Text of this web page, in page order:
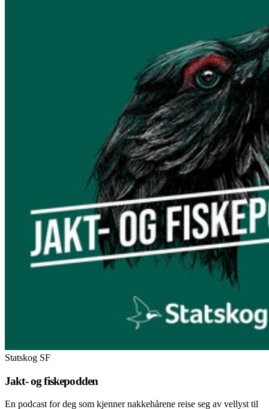
Statskog SF
Jakt- og fiskepodden
En podcast for deg som kjenner nakkehårene reise seg av vellyst til